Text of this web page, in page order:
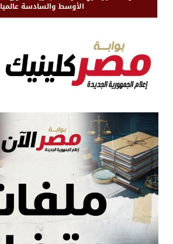
الأوسط والسادسة عالميا